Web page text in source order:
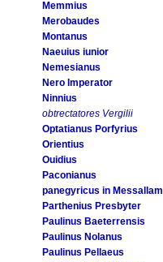
Memmius
Merobaudes
Montanus
Naeuius iunior
Nemesianus
Nero Imperator
Ninnius
obtrectatores Vergilii
Optatianus Porfyrius
Orientius
Ouidius
Paconianus
panegyricus in Messallam
Parthenius Presbyter
Paulinus Baeterrensis
Paulinus Nolanus
Paulinus Pellaeus